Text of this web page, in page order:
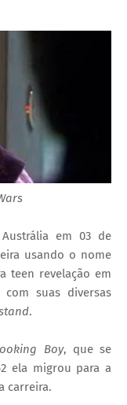
em 03 de
usando o nome
teen revelação em
suas diversas
.
Boy, que se
ela migrou para a
carreira.